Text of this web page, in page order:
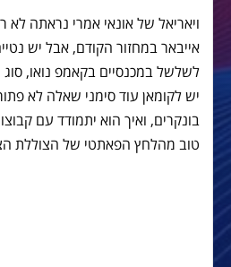
ויאריאל של אונאי אמרי נראתה לא
אייבאר במחזור הקודם, אבל יש
לשלשל במכנסיים בקאמפ נואו,
יש לקומאן עוד סימני שאלה לא
בונקרים, ואיך הוא יתמודד עם
טוב מהלחץ הפאתטי של הצוללת